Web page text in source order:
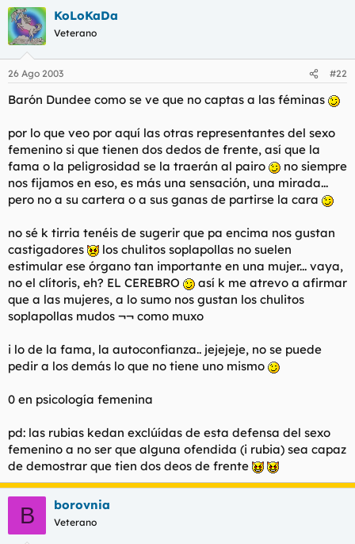
pdII: man dicho ya 3 amigos que George Clooney es gei total
deklarao.. hoax o celos?
KoLoKaDa
Veterano
26 Ago 2003 #22
Barón Dundee como se ve que no captas a las féminas
por lo que veo por aquí las otras representantes del sexo
femenino si que tienen dos dedos de frente, así que la
fama o la peligrosidad se la traerán al pairo
no siempre
nos fijamos en eso, es más una sensación, una mirada...
pero no a su cartera o a sus ganas de partirse la cara
no sé k tirria tenéis de sugerir que pa encima nos gustan
castigadores
los chulitos soplapollas no suelen
estimular ese órgano tan importante en una mujer... vaya,
no el clítoris, eh? EL CEREBRO
así k me atrevo a afirmar
que a las mujeres, a lo sumo nos gustan los chulitos
soplapollas mudos ¬¬ como muxo
i lo de la fama, la autoconfianza.. jejejeje, no se puede
pedir a los demás lo que no tiene uno mismo
0 en psicología femenina
pd: las rubias kedan exclúídas de esta defensa del sexo
femenino a no ser que alguna ofendida (i rubia) sea capaz
de demostrar que tien dos deos de frente
B borovnia
Veterano